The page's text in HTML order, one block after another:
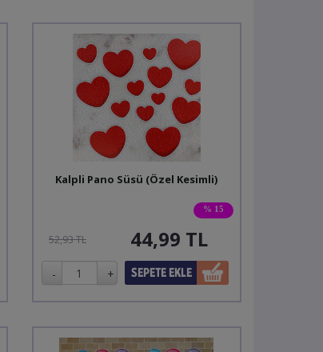
% 15
Kalpli Pano Süsü (Özel Kesimli)
52,93 TL 44,99 TL